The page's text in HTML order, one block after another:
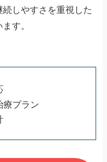
しやすさを重視した
す。
療プラン